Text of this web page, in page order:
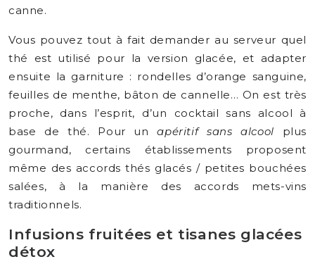
canne.
Vous pouvez tout à fait demander au serveur quel
thé est utilisé pour la version glacée, et adapter
ensuite la garniture : rondelles d’orange sanguine,
feuilles de menthe, bâton de cannelle… On est très
proche, dans l’esprit, d’un cocktail sans alcool à
base de thé. Pour unapéritif sans alcool plus
gourmand, certains établissements proposent
même des accords thés glacés / petites bouchées
salées, à la manière des accords mets-vins
traditionnels.
Infusions fruitées et tisanes glacées
détox